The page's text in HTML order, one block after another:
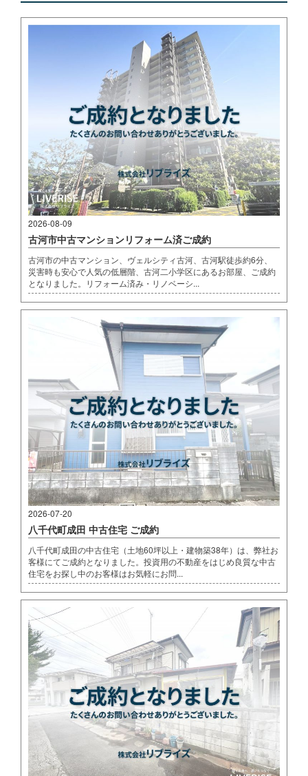
2026-08-09
古河市中古マンションリフォーム済ご成約
古河市の中古マンション、ヴェルシティ古河、古河駅徒歩約6分、
災害時も安心で人気の低層階、古河二小学区にあるお部屋、ご成約
となりました。リフォーム済み・リノベーシ...
2026-07-20
八千代町成田 中古住宅 ご成約
八千代町成田の中古住宅（土地60坪以上・建物築38年）は、弊社お
客様にてご成約となりました。投資用の不動産をはじめ良質な中古
住宅をお探し中のお客様はお気軽にお問...